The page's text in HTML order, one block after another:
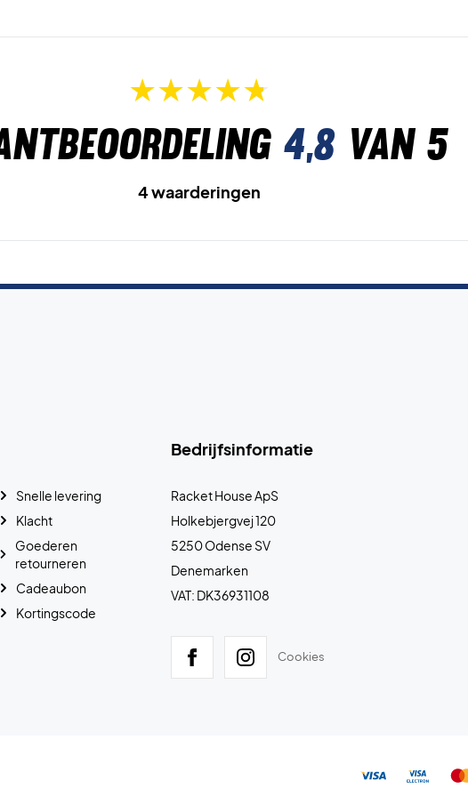
4,8van 5
4 waarderingen
Bedrijfsinformatie
Racket House ApS
Holkebjergvej 120
5250 Odense SV
Denemarken
VAT: DK36931108
Cookies
Snelle levering
Klacht
Goederen
retourneren
Cadeaubon
Kortingscode